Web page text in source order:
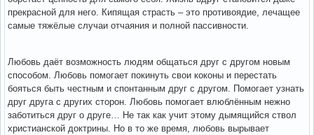
прекрасной для него. Кипящая страсть – это противоядие, лечащее
самые тяжёлые случаи отчаяния и полной пассивности.
Любовь даёт возможность людям общаться друг с другом новым
способом. Любовь помогает покинуть свои коконы и перестать
бояться быть честным и спонтанным друг с другом. Помогает узнать
друг друга с других сторон. Любовь помогает влюблённым нежно
заботиться друг о друге… Не так как учит этому дымящийся ствол
христианской доктрины. Но в то же время, любовь вырывает